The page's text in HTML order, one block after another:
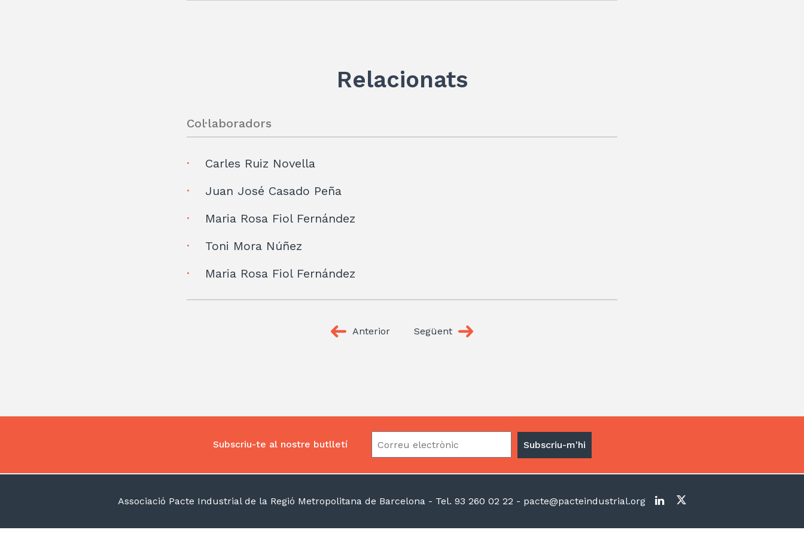
Relacionats
Col·laboradors
Carles Ruiz Novella
Juan José Casado Peña
Maria Rosa Fiol Fernández
Toni Mora Núñez
Maria Rosa Fiol Fernández
Anterior Següent
Subscriu-te al nostre butlletí
Associació Pacte Industrial de la Regió Metropolitana de Barcelona - Tel. 93 260 02 22 - pacte@pacteindustrial.org